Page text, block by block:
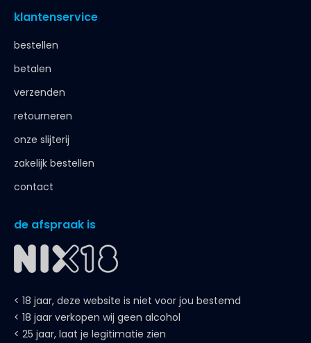
klantenservice
bestellen
betalen
verzenden
retourneren
onze slijterij
zakelijk bestellen
contact
de afspraak is
< 18 jaar, deze website is niet voor jou bestemd
< 18 jaar verkopen wij geen alcohol
< 25 jaar, laat je legitimatie zien